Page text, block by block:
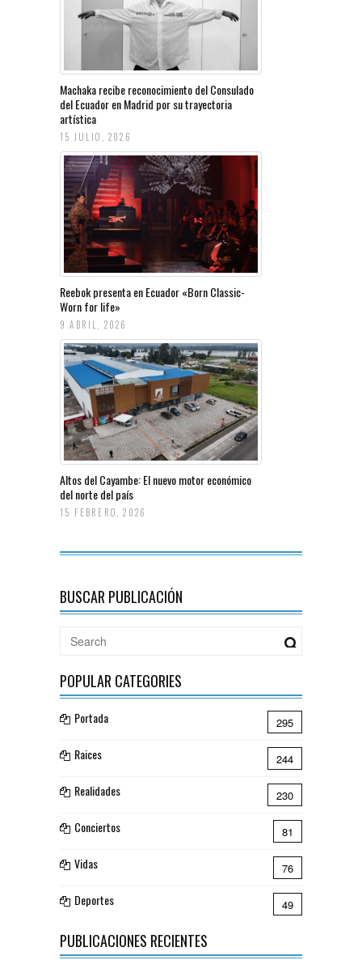
Machaka recibe reconocimiento del Consulado
del Ecuador en Madrid por su trayectoria
artística
15 JULIO, 2026
Reebok presenta en Ecuador «Born Classic-
Worn for life»
9 ABRIL, 2026
Altos del Cayambe: El nuevo motor económico
del norte del país
15 FEBRERO, 2026
BUSCAR PUBLICACIÓN
POPULAR CATEGORIES
Portada 295
Raices 244
Realidades 230
Conciertos 81
Vidas 76
Deportes 49
PUBLICACIONES RECIENTES